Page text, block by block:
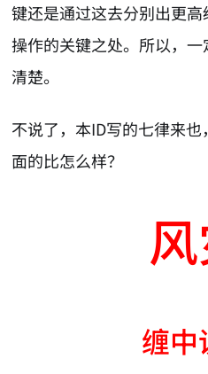
键还是通过这去分别出更
操作的关键之处。所以，
清楚。
不说了，本ID写的七律来
面的比怎么样？
缠中